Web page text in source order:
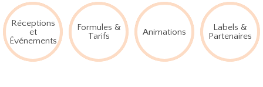
Réceptions
et
Événements
Formules &
Tarifs
Animations
Labels &
Partenaires